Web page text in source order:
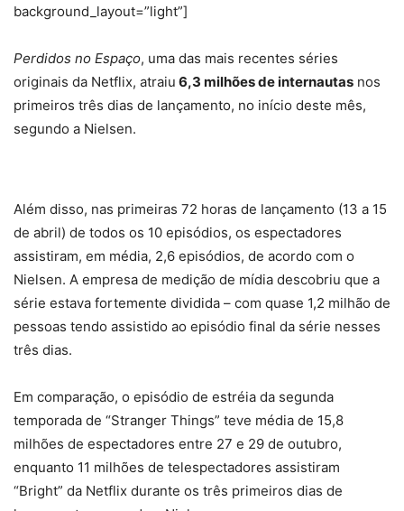
background_layout=”light”]
Perdidos no Espaço, uma das mais recentes séries
originais da Netflix, atraiu 6,3 milhões de internautas nos
primeiros três dias de lançamento, no início deste mês,
segundo a Nielsen.
Além disso, nas primeiras 72 horas de lançamento (13 a 15
de abril) de todos os 10 episódios, os espectadores
assistiram, em média, 2,6 episódios, de acordo com o
Nielsen. A empresa de medição de mídia descobriu que a
série estava fortemente dividida – com quase 1,2 milhão de
pessoas tendo assistido ao episódio final da série nesses
três dias.
Em comparação, o episódio de estréia da segunda
temporada de “Stranger Things” teve média de 15,8
milhões de espectadores entre 27 e 29 de outubro,
enquanto 11 milhões de telespectadores assistiram
“Bright” da Netflix durante os três primeiros dias de